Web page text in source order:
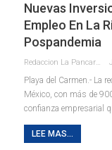
Nuevas
Empleo En La
Pospandemia
Redaccion La Pancarta De Quintana Roo
Playa del Carmen.- La
México, con más de
confianza empresarial
LEE MAS...